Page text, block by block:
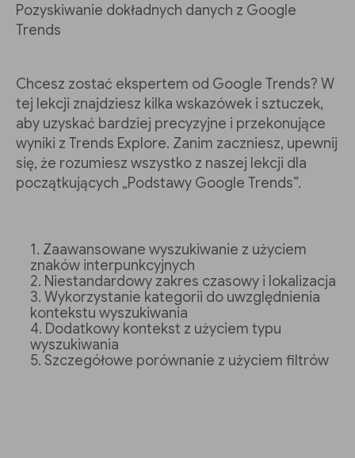
Pozyskiwanie dokładnych danych z Google
Trends
Chcesz zostać ekspertem od Google Trends? W
tej lekcji znajdziesz kilka wskazówek i sztuczek,
aby uzyskać bardziej precyzyjne i przekonujące
wyniki z Trends Explore. Zanim zaczniesz, upewnij
się, że rozumiesz wszystko z naszej lekcji dla
początkujących „Podstawy Google Trends”.
Zaawansowane wyszukiwanie z użyciem
znaków interpunkcyjnych
Niestandardowy zakres czasowy i lokalizacja
Wykorzystanie kategorii do uwzględnienia
kontekstu wyszukiwania
Dodatkowy kontekst z użyciem typu
wyszukiwania
Szczegółowe porównanie z użyciem filtrów